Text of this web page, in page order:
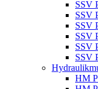
SSV
SSV
SSV
SSV
SSV
SSV
HM